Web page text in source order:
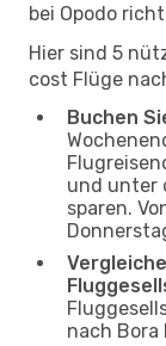
bei Opodo
Hier sind 5
cost Flüge
Buchen
und unter
sparen.
nach Bora